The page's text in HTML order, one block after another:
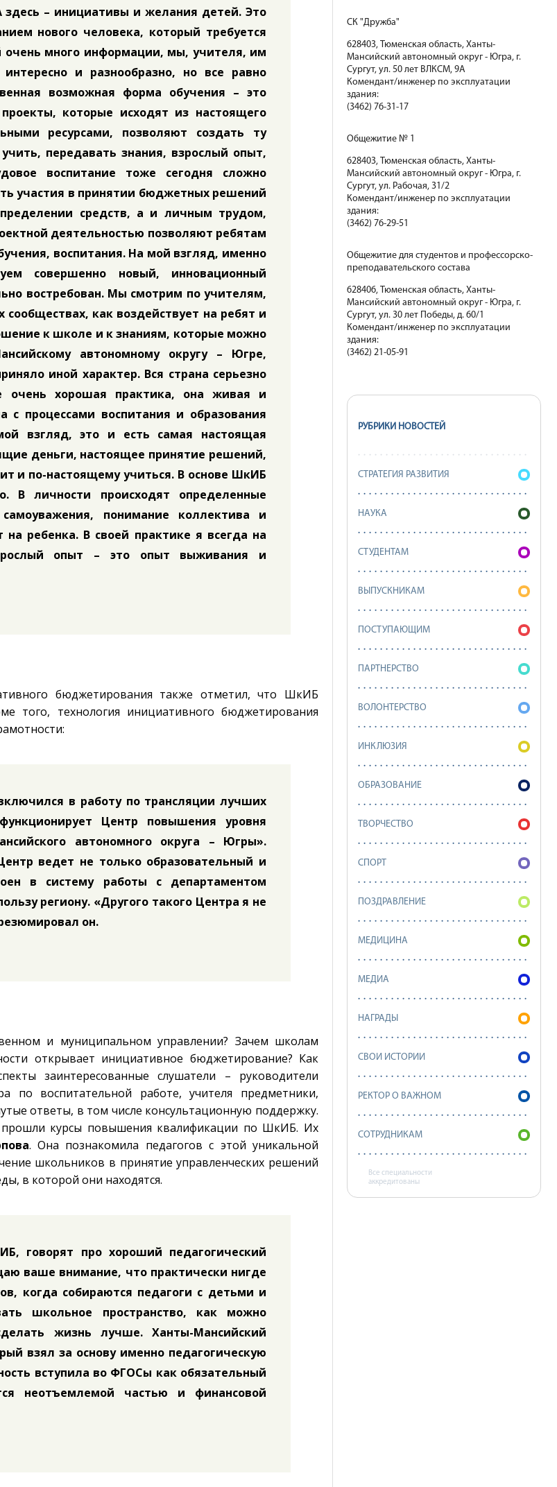
– инициативы и желания детей. Это
нового человека, который требуется
очень много информации, мы, учителя, им
и разнообразно, но все равно
возможная форма обучения – это
которые исходят из настоящего
ресурсами, позволяют создать ту
передавать знания, взрослый опыт,
воспитание тоже сегодня сложно
участия в принятии бюджетных решений
средств, а и личным трудом,
деятельностью позволяют ребятам
воспитания. На мой взгляд, именно
совершенно новый, инновационный
востребован. Мы смотрим по учителям,
как воздействует на ребят и
к школе и к знаниям, которые можно
автономному округу – Югре,
иной характер. Вся страна серьезно
очень хорошая практика, она живая и
с процессами воспитания и образования
взгляд, это и есть самая настоящая
деньги, настоящее принятие решений,
и по-настоящему учиться. В основе ШкИБ
В личности происходят определенные
понимание коллектива и
ребенка. В своей практике я всегда на
опыт – это опыт выживания и
бюджетирования также отметил, что ШкИБ
того, технология инициативного бюджетирования
в работу по трансляции лучших
Центр повышения уровня
автономного округа – Югры».
ведет не только образовательный и
в систему работы с департаментом
региону. «Другого такого Центра я не
он.
и муниципальном управлении? Зачем школам
открывает инициативное бюджетирование? Как
заинтересованные слушатели – руководители
по воспитательной работе, учителя предметники,
ответы, в том числе консультационную поддержку.
прошли курсы повышения квалификации по ШкИБ. Их
. Она познакомила педагогов с этой уникальной
школьников в принятие управленческих решений
в которой они находятся.
говорят про хороший педагогический
ваше внимание, что практически нигде
когда собираются педагоги с детьми и
школьное пространство, как можно
жизнь лучше. Ханты-Мансийский
взял за основу именно педагогическую
вступила во ФГОСы как обязательный
неотъемлемой частью и финансовой
СК "Дружба"
628403, Тюменская область, Ханты-
Мансийский автономный округ - Югра, г.
Сургут, ул. 50 лет ВЛКСМ, 9А
Комендант/инженер по эксплуатации
здания:
(3462) 76-31-17
Общежитие № 1
628403, Тюменская область, Ханты-
Мансийский автономный округ - Югра, г.
Сургут, ул. Рабочая, 31/2
Комендант/инженер по эксплуатации
здания:
(3462) 76-29-51
Общежитие для студентов и профессорско-
преподавательского состава
628406, Тюменская область, Ханты-
Мансийский автономный округ - Югра, г.
Сургут, ул. 30 лет Победы, д. 60/1
Комендант/инженер по эксплуатации
здания:
(3462) 21-05-91
РУБРИКИ НОВОСТЕЙ
СТРАТЕГИЯ РАЗВИТИЯ
НАУКА
СТУДЕНТАМ
ВЫПУСКНИКАМ
ПОСТУПАЮЩИМ
ПАРТНЕРСТВО
ВОЛОНТЕРСТВО
ИНКЛЮЗИЯ
ОБРАЗОВАНИЕ
ТВОРЧЕСТВО
СПОРТ
ПОЗДРАВЛЕНИЕ
МЕДИЦИНА
МЕДИА
НАГРАДЫ
СВОИ ИСТОРИИ
РЕКТОР О ВАЖНОМ
СОТРУДНИКАМ
Все специальности
аккредитованы